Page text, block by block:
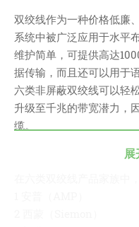
双绞线作为一种价格低廉
系统中被广泛应用于水平
维护简单，可提供高达
据传输，而且还可以用于
六类非屏蔽双绞线可以轻
升级至千兆的带宽潜力，
缆。
展